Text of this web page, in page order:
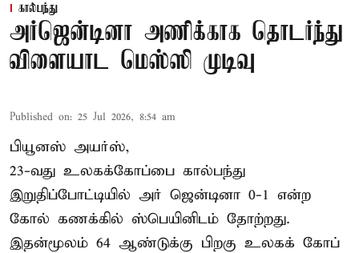
கால்பந்து
அர்ஜென்டினா அணிக்காக தொடர்ந்து
விளையாட மெஸ்ஸி முடிவு
Published on: 25 Jul 2026, 8:54 am
பியூனஸ் அயர்ஸ்,
23-வது உலகக்கோப்பை கால்பந்து
இறுதிப்போட்டியில் அர் ஜென்டினா 0-1 என்ற
கோல் கணக்கில் ஸ்பெயினிடம் தோற்றது.
இதன்மூலம் 64 ஆண்டுக்கு பிறகு உலகக் கோப்